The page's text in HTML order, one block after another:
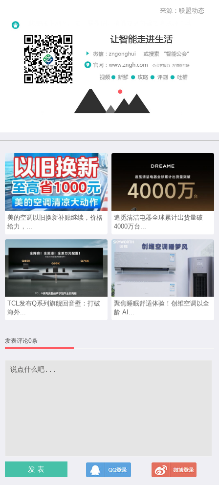
来源：联盟动态
美的空调以旧换新补贴继续，价格
给力，...
追觅清洁电器全球累计出货量破
4000万台...
TCL发布Q系列旗舰回音壁：打破
海外...
聚焦睡眠舒适体验！创维空调以全
龄 AI...
发表评论0条
发 表